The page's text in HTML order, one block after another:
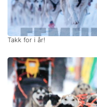
Takk for i år!